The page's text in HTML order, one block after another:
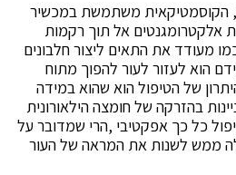
הקוסמטיקאית משתמשת במכשיר
אלקטרומגנטים אל תוך רקמות
מעודד את התאים ליצור חלבונים
הוא לעזור לעור להפוך מתוח
של הטיפול הוא שהוא במידה
בהזרקה של חומצה הילאורונית
כל כך אפקטיבי ,הרי שמדובר על
ממש לשנות את המראה של העור